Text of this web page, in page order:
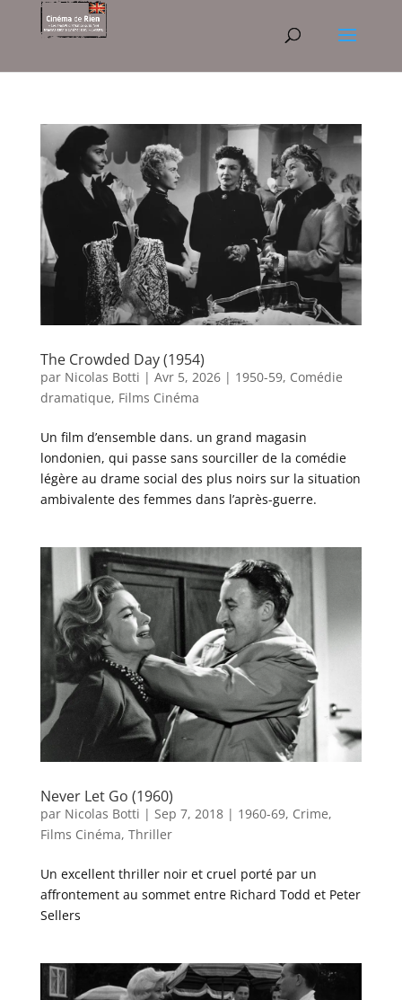
The Crowded Day (1954)
par Nicolas Botti | Avr 5, 2026| 1950-59, Comédie
dramatique, Films Cinéma
Un film d’ensemble dans. un grand magasin
londonien, qui passe sans sourciller de la comédie
légère au drame social des plus noirs sur la situation
ambivalente des femmes dans l’après-guerre.
Never Let Go (1960)
par Nicolas Botti | Sep 7, 2018| 1960-69, Crime,
Films Cinéma, Thriller
Un excellent thriller noir et cruel porté par un
affrontement au sommet entre Richard Todd et Peter
Sellers